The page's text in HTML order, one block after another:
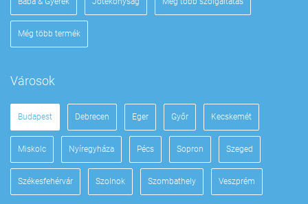
Még több termék
Városok
Budapest Debrecen Eger Győr Kecskemét
Miskolc Nyíregyháza Pécs Sopron Szeged
Székesfehérvár Szolnok Szombathely Veszprém